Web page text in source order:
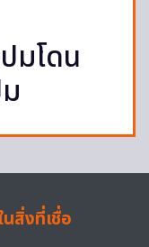
มโดน
สิ่งที่เชื่อ